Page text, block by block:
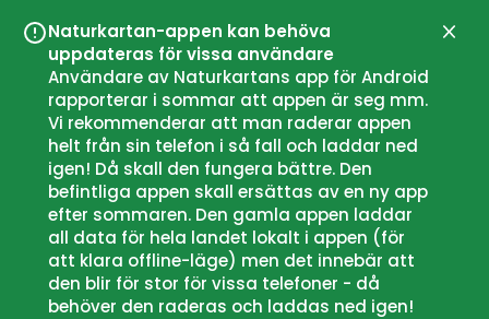
Naturkartan-appen kan behöva
uppdateras för vissa användare
Användare av Naturkartans app för Android
rapporterar i sommar att appen är seg mm.
Vi rekommenderar att man raderar appen
helt från sin telefon i så fall och laddar ned
igen! Då skall den fungera bättre. Den
befintliga appen skall ersättas av en ny app
efter sommaren. Den gamla appen laddar
all data för hela landet lokalt i appen (för
att klara offline-läge) men det innebär att
den blir för stor för vissa telefoner - då
behöver den raderas och laddas ned igen!